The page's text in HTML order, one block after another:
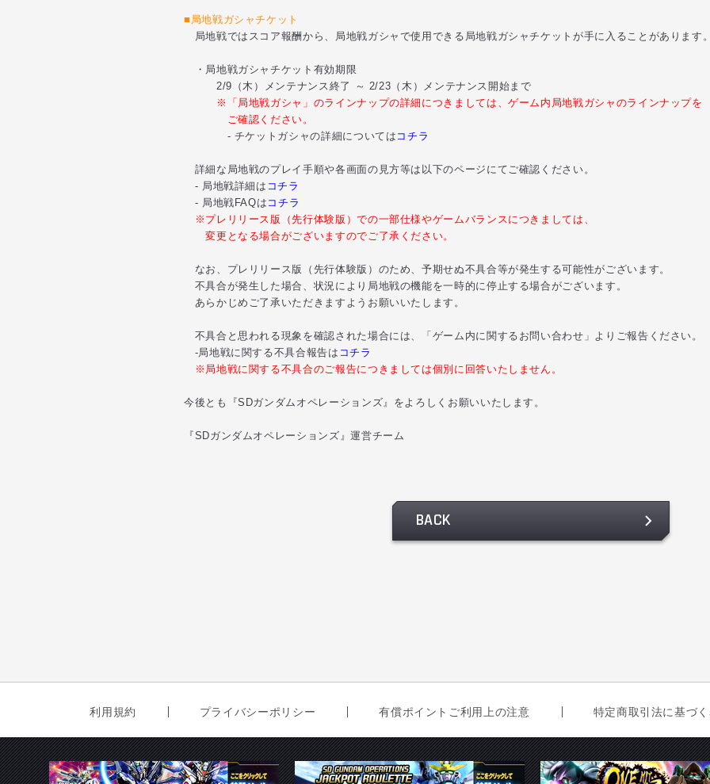
■局地戦ガシャチケット
局地戦ではスコア報酬から、局地戦ガシャで使用できる局地戦ガシャチケットが手に入ることがあります。
・局地戦ガシャチケット有効期限
2/9（木）メンテナンス終了 ～ 2/23（木）メンテナンス開始まで
※「局地戦ガシャ」のラインナップの詳細につきましては、ゲーム内局地戦ガシャのラインナップを
ご確認ください。
- チケットガシャの詳細については コチラ
詳細な局地戦のプレイ手順や各画面の見方等は以下のページにてご確認ください。
- 局地戦詳細は コチラ
- 局地戦FAQは コチラ
※プレリリース版（先行体験版）での一部仕様やゲームバランスにつきましては、
変更となる場合がございますのでご了承ください。
なお、プレリリース版（先行体験版）のため、予期せぬ不具合等が発生する可能性がございます。
不具合が発生した場合、状況により局地戦の機能を一時的に停止する場合がございます。
あらかじめご了承いただきますようお願いいたします。
不具合と思われる現象を確認された場合には、「ゲーム内に関するお問い合わせ」よりご報告ください。
-局地戦に関する不具合報告は コチラ
※局地戦に関する不具合のご報告につきましては個別に回答いたしません。
今後とも『SDガンダムオペレーションズ』をよろしくお願いいたします。
『SDガンダムオペレーションズ』運営チーム
BACK
利用規約 プライバシーポリシー 有償ポイントご利用上の注意 特定商取引法に基づ